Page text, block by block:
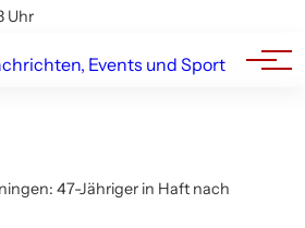
Uhr
47-Jähriger in Haft nach